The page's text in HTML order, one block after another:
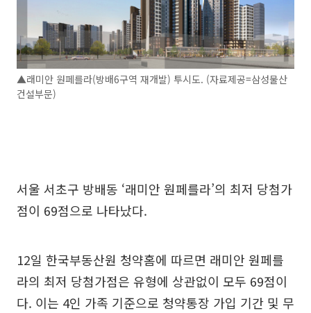
▲래미안 원페를라(방배6구역 재개발) 투시도. (자료제공=삼성물산
건설부문)
서울 서초구 방배동 ‘래미안 원페를라’의 최저 당첨가
점이 69점으로 나타났다.
12일 한국부동산원 청약홈에 따르면 래미안 원페를
라의 최저 당첨가점은 유형에 상관없이 모두 69점이
다. 이는 4인 가족 기준으로 청약통장 가입 기간 및 무